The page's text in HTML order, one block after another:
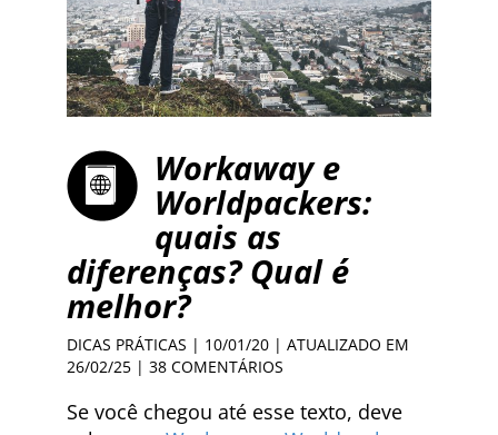
Workaway e
Worldpackers:
quais as
diferenças? Qual é
melhor?
DICAS PRÁTICAS | 10/01/20 | ATUALIZADO EM
26/02/25 | 38 COMENTÁRIOS
Se você chegou até esse texto, deve